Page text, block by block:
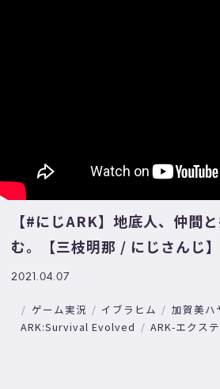
【#にじARK​】地底人、仲間
む。【三枝明那 / にじさんじ】
2021.04.07
ゲーム実況 イブラヒム 加賀美ハ
ARK:Survival Evolved
ARK-エクス